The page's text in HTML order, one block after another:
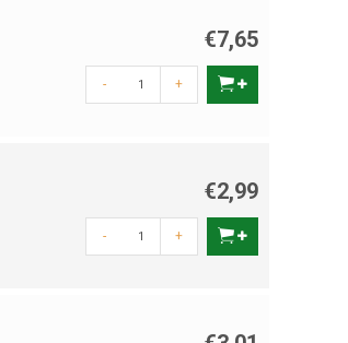
€7,65
- +
€2,99
- +